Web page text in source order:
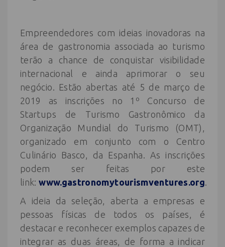
Empreendedores com ideias inovadoras na
área de gastronomia associada ao turismo
terão a chance de conquistar visibilidade
internacional e ainda aprimorar o seu
negócio. Estão abertas até 5 de março de
2019 as inscrições no 1º Concurso de
Startups de Turismo Gastronômico da
Organização Mundial do Turismo (OMT),
organizado em conjunto com o Centro
Culinário Basco, da Espanha. As inscrições
podem ser feitas por este
link:www.gastronomytourismventures.org.
A ideia da seleção, aberta a empresas e
pessoas físicas de todos os países, é
destacar e reconhecer exemplos capazes de
integrar as duas áreas, de forma a indicar